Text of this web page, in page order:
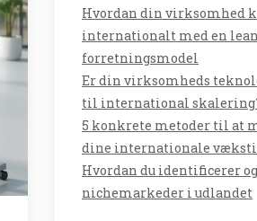
Hvordan din virksomhed
internationalt med en lean
forretningsmodel
Er din virksomheds
til international
5 konkrete metoder til at
dine internationale
Hvordan du identificerer
nichemarkeder i udlandet